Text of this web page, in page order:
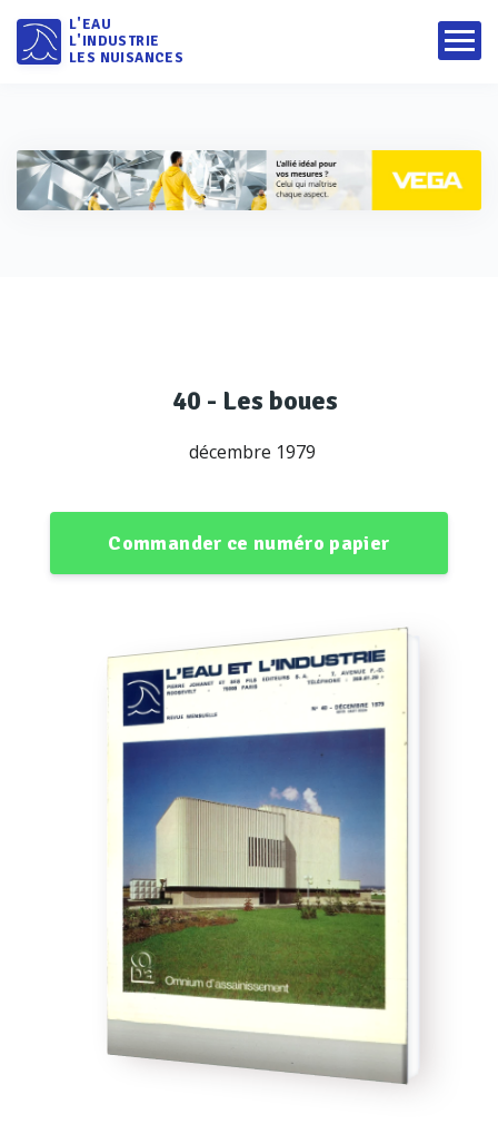
L'EAU
L'INDUSTRIE
LES NUISANCES
40 - Les boues
décembre 1979
Commander ce numéro papier